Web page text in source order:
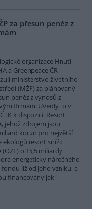
za přesun peněz z
organizace Hnutí
a Greenpeace ČR
ministerstvo životního
(MŽP) za plánovaný
peněz z výnosů z
firmám. Uvedly to v
k dispozici. Resort
jehož zdrojem jsou
korun pro největší
ekologů resort snížit
o 15,5 miliardy
energeticky náročného
již od jeho vzniku, a
financovány jak